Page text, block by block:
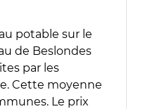
potable sur le
de Beslondes
par les
Cette moyenne
Le prix